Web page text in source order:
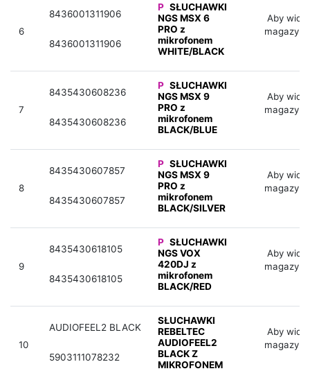
6
8436001311906
8436001311906
P SŁUCHAWKI
NGS MSX 6
PRO z
mikrofonem
WHITE/BLACK
Aby
7
8435430608236
8435430608236
P SŁUCHAWKI
NGS MSX 9
PRO z
mikrofonem
BLACK/BLUE
Aby
8
8435430607857
8435430607857
P SŁUCHAWKI
NGS MSX 9
PRO z
mikrofonem
BLACK/SILVER
Aby
9
8435430618105
8435430618105
P SŁUCHAWKI
NGS VOX
420DJ z
mikrofonem
BLACK/RED
Aby
10
AUDIOFEEL2 BLACK
5903111078232
SŁUCHAWKI
REBELTEC
AUDIOFEEL2
BLACK Z
MIKROFONEM
Aby